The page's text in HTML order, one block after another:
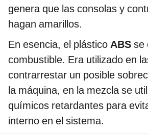
genera que las consolas y
hagan amarillos.
En esencia, el plástico ABS se
combustible. Era utilizado en
contrarrestar un posible
la máquina, en la mezcla se
químicos retardantes para
interno en el sistema.